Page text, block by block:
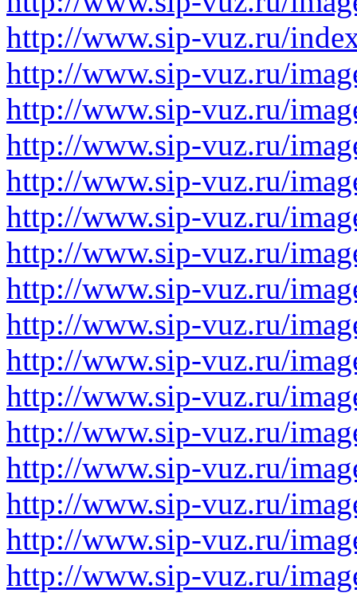
http://www.sip-vuz.ru/
http://www.sip-vuz.ru/
http://www.sip-vuz.ru/
http://www.sip-vuz.ru/
http://www.sip-vuz.ru/
http://www.sip-vuz.ru/
http://www.sip-vuz.ru/
http://www.sip-vuz.ru/
http://www.sip-vuz.ru/
http://www.sip-vuz.ru/
http://www.sip-vuz.ru/
http://www.sip-vuz.ru/
http://www.sip-vuz.ru/
http://www.sip-vuz.ru/
http://www.sip-vuz.ru/
http://www.sip-vuz.ru/